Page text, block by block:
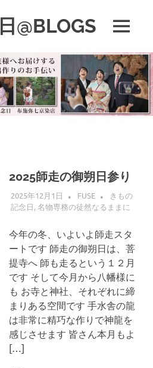
@BLOGS MENU
2025師走の御朔日参り
2025年12月1日 FUSE
きもの
記念日,名物専務の徒然なるままに
今年の冬、いよいよ師走スタ
ートです 師走の御朔日は、菩
提寺へ 師も走るという１２月
です そして今月から八幡様に
も お寺と神社、それぞれに締
まりある空間です 手水舎の龍
は非常に精巧な作りで神龍を
感じさせます 皆さん本月もよ
[…]